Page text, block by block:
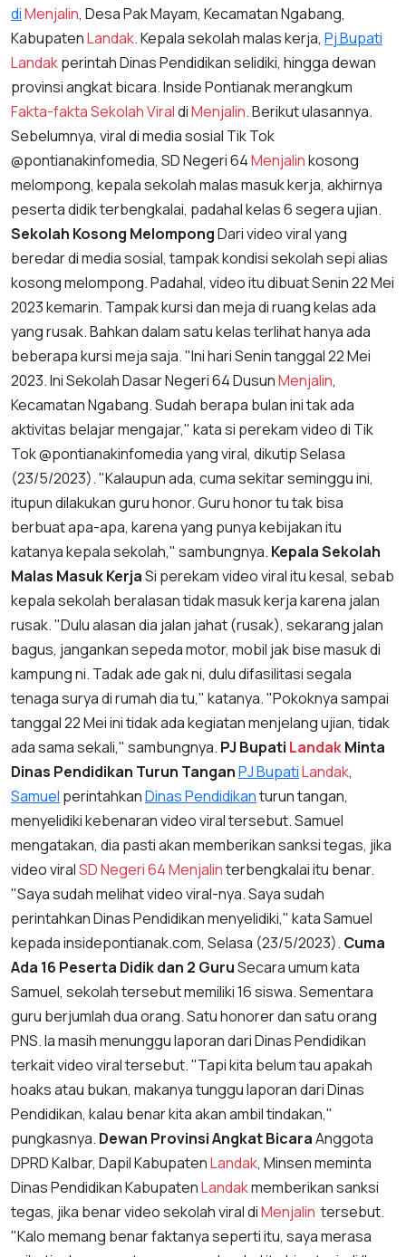
diMenjalin, Desa Pak Mayam, Kecamatan Ngabang,
KabupatenLandak. Kepala sekolah malas kerja, Pj Bupati
Landakperintah Dinas Pendidikan selidiki, hingga dewan
provinsi angkat bicara. Inside Pontianak merangkum
Fakta-fakta Sekolah ViraldiMenjalin. Berikut ulasannya.
Sebelumnya, viral di media sosial Tik Tok
@pontianakinfomedia, SD Negeri 64Menjalinkosong
melompong, kepala sekolah malas masuk kerja, akhirnya
peserta didik terbengkalai, padahal kelas 6 segera ujian.
Sekolah Kosong MelompongDari video viral yang
beredar di media sosial, tampak kondisi sekolah sepi alias
kosong melompong. Padahal, video itu dibuat Senin 22 Mei
2023 kemarin. Tampak kursi dan meja di ruang kelas ada
yang rusak. Bahkan dalam satu kelas terlihat hanya ada
beberapa kursi meja saja. "Ini hari Senin tanggal 22 Mei
2023. Ini Sekolah Dasar Negeri 64 DusunMenjalin,
Kecamatan Ngabang. Sudah berapa bulan ini tak ada
aktivitas belajar mengajar," kata si perekam video di Tik
Tok @pontianakinfomedia yang viral, dikutip Selasa
(23/5/2023). "Kalaupun ada, cuma sekitar seminggu ini,
itupun dilakukan guru honor. Guru honor tu tak bisa
berbuat apa-apa, karena yang punya kebijakan itu
katanya kepala sekolah," sambungnya. Kepala Sekolah
Malas Masuk KerjaSi perekam video viral itu kesal, sebab
kepala sekolah beralasan tidak masuk kerja karena jalan
rusak. "Dulu alasan dia jalan jahat (rusak), sekarang jalan
bagus, jangankan sepeda motor, mobil jak bise masuk di
kampung ni. Tadak ade gak ni, dulu difasilitasi segala
tenaga surya di rumah dia tu," katanya. "Pokoknya sampai
tanggal 22 Mei ini tidak ada kegiatan menjelang ujian, tidak
ada sama sekali," sambungnya. PJ Bupati LandakMinta
Dinas Pendidikan Turun TanganPJ BupatiLandak,
Samuel perintahkanDinas Pendidikanturun tangan,
menyelidiki kebenaran video viral tersebut. Samuel
mengatakan, dia pasti akan memberikan sanksi tegas, jika
video viralSD Negeri 64Menjalinterbengkalai itu benar.
"Saya sudah melihat video viral-nya. Saya sudah
perintahkan Dinas Pendidikan menyelidiki," kata Samuel
kepada insidepontianak.com, Selasa (23/5/2023). Cuma
Ada 16 Peserta Didik dan 2 GuruSecara umum kata
Samuel, sekolah tersebut memiliki 16 siswa. Sementara
guru berjumlah dua orang. Satu honorer dan satu orang
PNS. Ia masih menunggu laporan dari Dinas Pendidikan
terkait video viral tersebut. "Tapi kita belum tau apakah
hoaks atau bukan, makanya tunggu laporan dari Dinas
Pendidikan, kalau benar kita akan ambil tindakan,"
pungkasnya. Dewan Provinsi Angkat BicaraAnggota
DPRD Kalbar, Dapil KabupatenLandak, Minsen meminta
Dinas Pendidikan KabupatenLandakmemberikan sanksi
tegas, jika benar video sekolah viral diMenjalin tersebut.
"Kalo memang benar faktanya seperti itu, saya merasa